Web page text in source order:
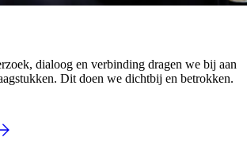
dialoog en verbinding dragen we bij aan
Dit doen we dichtbij en betrokken.